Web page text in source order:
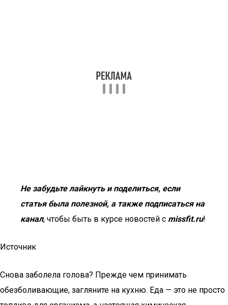
Не забудьте лайкнуть и поделиться, если
статья была полезной, а также подписаться на
канал, чтобы быть в курсе новостей с missfit.ru!
Источник
Снова заболела голова? Прежде чем принимать
обезболивающие, загляните на кухню. Еда — это не просто